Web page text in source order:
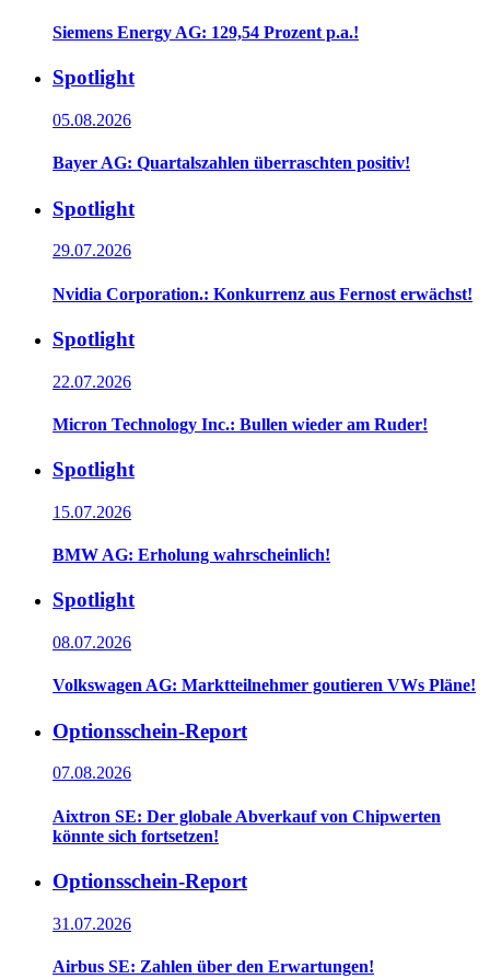
Siemens Energy AG: 129,54 Prozent p.a.!
Spotlight
05.08.2026
Bayer AG: Quartalszahlen überraschten positiv!
Spotlight
29.07.2026
Nvidia Corporation.: Konkurrenz aus Fernost erwächst!
Spotlight
22.07.2026
Micron Technology Inc.: Bullen wieder am Ruder!
Spotlight
15.07.2026
BMW AG: Erholung wahrscheinlich!
Spotlight
08.07.2026
Volkswagen AG: Marktteilnehmer goutieren VWs Pläne!
Optionsschein-Report
07.08.2026
Aixtron SE: Der globale Abverkauf von Chipwerten
könnte sich fortsetzen!
Optionsschein-Report
31.07.2026
Airbus SE: Zahlen über den Erwartungen!